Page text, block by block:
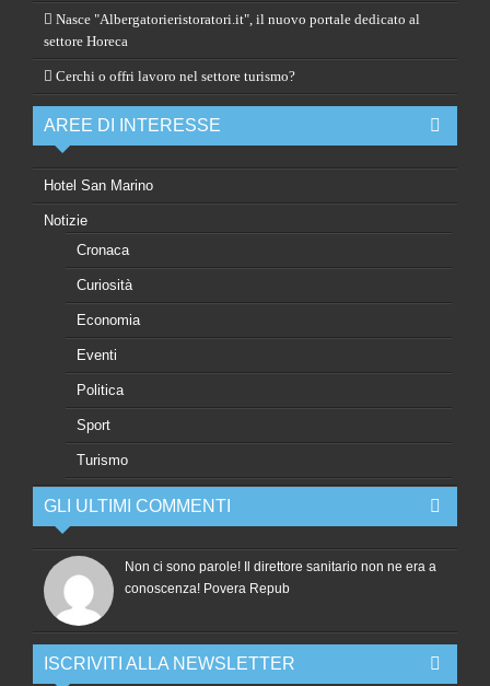
Nasce "Albergatorieristoratori.it", il nuovo portale dedicato al
settore Horeca
Cerchi o offri lavoro nel settore turismo?
AREE DI INTERESSE
Hotel San Marino
Notizie
Cronaca
Curiosità
Economia
Eventi
Politica
Sport
Turismo
GLI ULTIMI COMMENTI
Non ci sono parole! Il direttore sanitario non ne era a
conoscenza! Povera Repub
ISCRIVITI ALLA NEWSLETTER